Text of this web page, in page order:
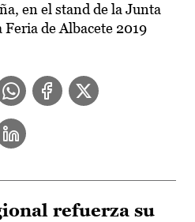
en el stand de la Junta
de Albacete 2019
refuerza su